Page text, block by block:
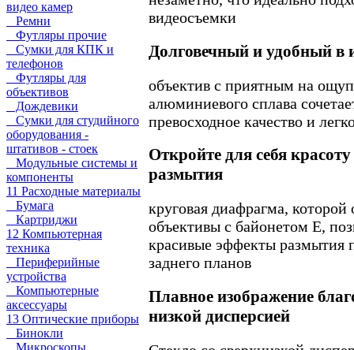
видео камер
Ремни
Футляры прочие
Сумки для КПК и
телефонов
Футляры для
объективов
Дождевики
Сумки для студийного
оборудования -
штативов - стоек
Модульные системы и
компоненты
11 Расходные материалы
Бумага
Картриджи
12 Компьютерная
техника
Периферийные
устройства
Компьютерные
аксессуары
13 Оптические приборы
Бинокли
Микроскопы
видеосъемки
Долговечный и удобный в
объектив с приятным на
алюминиевого сплава
превосходное качество и
Откройте для себя
размытия
круговая диафрагма, которой
объективы с байонетом E,
красивые эффекты размытия
заднего планов
Плавное изображение
низкой дисперсией